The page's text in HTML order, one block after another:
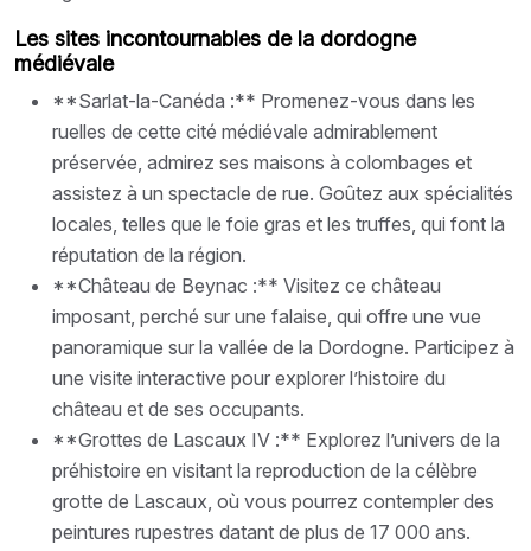
Les sites incontournables de la dordogne
médiévale
**Sarlat-la-Canéda :** Promenez-vous dans les
ruelles de cette cité médiévale admirablement
préservée, admirez ses maisons à colombages et
assistez à un spectacle de rue. Goûtez aux spécialités
locales, telles que le foie gras et les truffes, qui font la
réputation de la région.
**Château de Beynac :** Visitez ce château
imposant, perché sur une falaise, qui offre une vue
panoramique sur la vallée de la Dordogne. Participez à
une visite interactive pour explorer l’histoire du
château et de ses occupants.
**Grottes de Lascaux IV :** Explorez l’univers de la
préhistoire en visitant la reproduction de la célèbre
grotte de Lascaux, où vous pourrez contempler des
peintures rupestres datant de plus de 17 000 ans.